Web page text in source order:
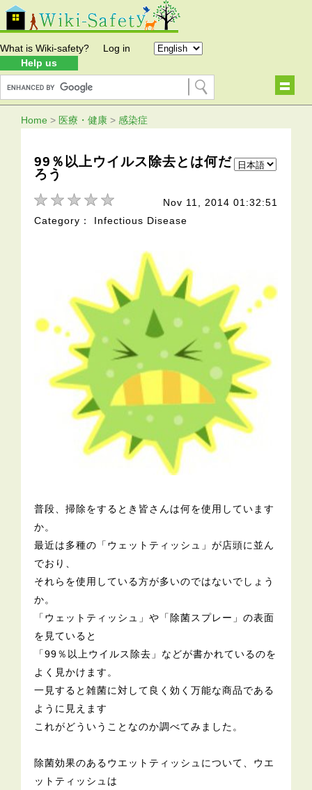
What is Wiki-safety?
Help us
Log in
Home > 医療・健康 > 感染症
99％以上ウイルス除去とは何だ
ろう
Nov 11, 2014 01:32:51
Category： Infectious Disease
普段、掃除をするとき皆さんは何を使用しています
か。
最近は多種の「ウェットティッシュ」が店頭に並ん
でおり、
それらを使用している方が多いのではないでしょう
か。
「ウェットティッシュ」や「除菌スプレー」の表面
を見ていると
「99％以上ウイルス除去」などが書かれているのを
よく見かけます。
一見すると雑菌に対して良く効く万能な商品である
ように見えます
これがどういうことなのか調べてみました。
除菌効果のあるウエットティッシュについて、ウエ
ットティッシュは